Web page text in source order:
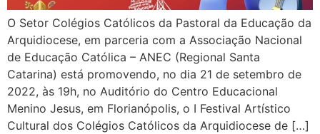
O Setor Colégios Católicos da Pastoral da Educação da
Arquidiocese, em parceria com a Associação Nacional
de Educação Católica – ANEC (Regional Santa
Catarina) está promovendo, no dia 21 de setembro de
2022, às 19h, no Auditório do Centro Educacional
Menino Jesus, em Florianópolis, o I Festival Artístico
Cultural dos Colégios Católicos da Arquidiocese de […]